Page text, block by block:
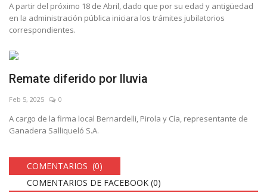
A partir del próximo 18 de Abril, dado que por su edad y antigüedad
en la administración pública iniciara los trámites jubilatorios
correspondientes.
Remate diferido por lluvia
Feb 5, 2025 0
A cargo de la firma local Bernardelli, Pirola y Cía, representante de
Ganadera Salliqueló S.A.
COMENTARIOS (0)
COMENTARIOS DE FACEBOOK (0)